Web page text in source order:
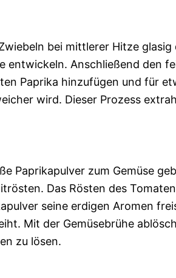
bei mittlerer Hitze glasig
entwickeln. Anschließend den
Paprika hinzufügen und für
wird. Dieser Prozess
Paprikapulver zum Gemüse
Das Rösten des
seine erdigen Aromen
Mit der Gemüsebrühe
zu lösen.